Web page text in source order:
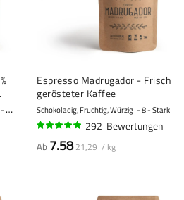
10 - Sehr stark
Espresso Madrugador - Frisch
gerösteter Kaffee
Schokoladig, Fruchtig, Würzig 8 - Stark
292 Bewertungen
Ab 7.58 21,29 / kg